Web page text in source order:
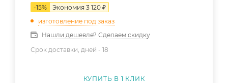
-15% Экономия 3 120 ₽
изготовление под заказ
Нашли дешевле? Сделаем скидку
Срок доставки, дней - 18
КУПИТЬ В 1 КЛИК